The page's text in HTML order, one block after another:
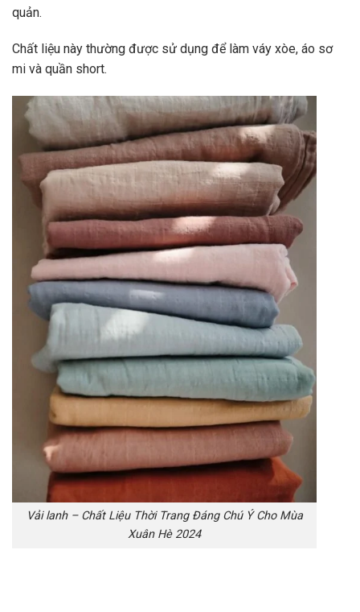
quản.
Chất liệu này thường được sử dụng để làm váy xòe, áo sơ
mi và quần short.
Vải lanh – Chất Liệu Thời Trang Đáng Chú Ý Cho Mùa
Xuân Hè 2024